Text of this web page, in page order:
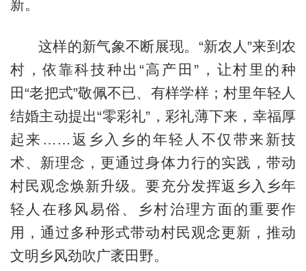
新。
这样的新气象不断展现。“新农人”来到农
村，依靠科技种出“高产田”，让村里的种
田“老把式”敬佩不已、有样学样；村里年轻人
结婚主动提出“零彩礼”，彩礼薄下来，幸福厚
起来……返乡入乡的年轻人不仅带来新技
术、新理念，更通过身体力行的实践，带动
村民观念焕新升级。要充分发挥返乡入乡年
轻人在移风易俗、乡村治理方面的重要作
用，通过多种形式带动村民观念更新，推动
文明乡风劲吹广袤田野。